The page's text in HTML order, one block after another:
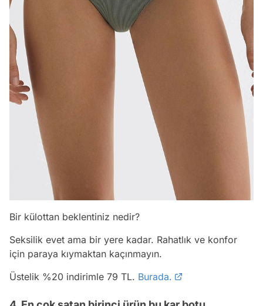
Bir külottan beklentiniz nedir?
Seksilik evet ama bir yere kadar. Rahatlık ve konfor
için paraya kıymaktan kaçınmayın.
Üstelik %20 indirimle 79 TL. Burada.